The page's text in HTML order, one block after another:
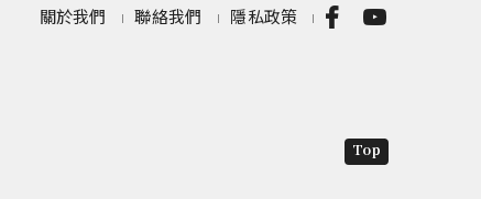
關於我們 聯絡我們 隱私政策
Top